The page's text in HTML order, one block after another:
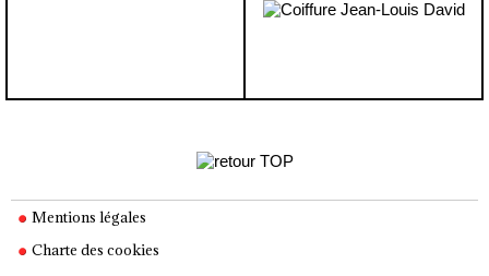
Mentions légales
Charte des cookies